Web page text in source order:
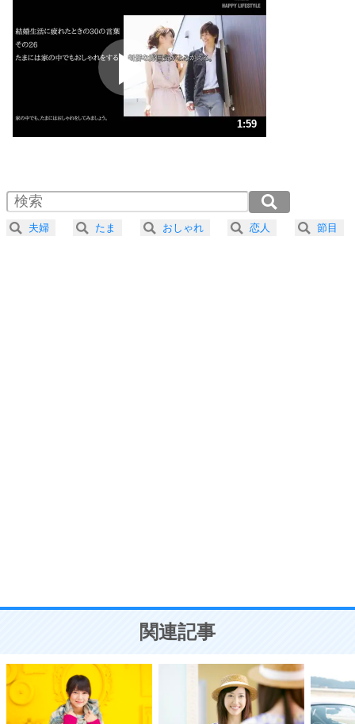
いらいらしない人になる30の方法
プラス思考
ポジティブになれない原因は、行動しないから。
ポジティブ思考になる30の方法
ストレス対策
人生、なんとかなるもの。
気楽に生きる30の方法
4 器の大きい人は、怒りを優しさで表現する。
プラス思考
ことが大切。
1:59
2.0倍速 （235KB 1分0秒）
2.5倍速 （188KB 48秒）
3.0倍速 （157KB 40秒）
夫婦 たま おしゃれ 恋人 節目
関連記事